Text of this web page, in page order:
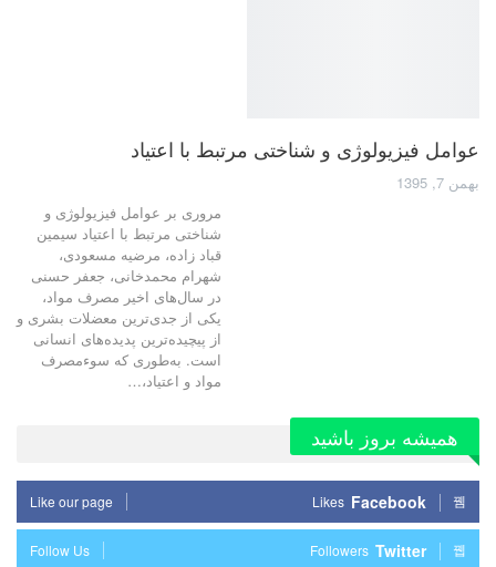
عوامل فیزیولوژی و شناختی مرتبط با اعتیاد
بهمن 7, 1395
مروری بر عوامل فیزیولوژی و
شناختی مرتبط با اعتیاد سیمین
قباد زاده، مرضیه مسعودی،
شهرام محمدخانی، جعفر حسنی
در سال‌های اخیر مصرف مواد،
یکی از جدی‌ترین معضلات بشری و
از پیچیده‌ترین پدیده‌های انسانی
است. به‌طوری که سوءمصرف
مواد و اعتیاد،…
همیشه بروز باشید
Facebook
Likes
Like our page
Twitter
Followers
Follow Us